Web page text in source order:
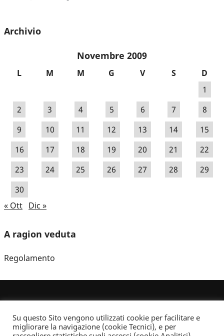
Archivio
Novembre 2009
L M M G V S
D
1
2
3 4 5 6 7
8
9
10 11 12 13 14
15
16
17 18 19 20 21
22
23
24 25 26 27 28
29
30
« Ott Dic »
A ragion veduta
Regolamento
Su questo Sito vengono utilizzati cookie per facilitare e
migliorare la navigazione (cookie Tecnici), e per